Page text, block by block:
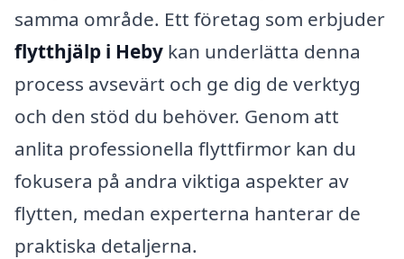
samma område. Ett företag som erbjuder
flytthjälp i Heby kan underlätta denna
process avsevärt och ge dig de verktyg
och den stöd du behöver. Genom att
anlita professionella flyttfirmor kan du
fokusera på andra viktiga aspekter av
flytten, medan experterna hanterar de
praktiska detaljerna.